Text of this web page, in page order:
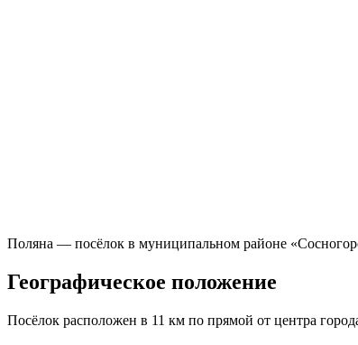
Поляна — посёлок в муниципальном районе
Географическое положение
Посёлок расположен в 11 км по прямой от центра